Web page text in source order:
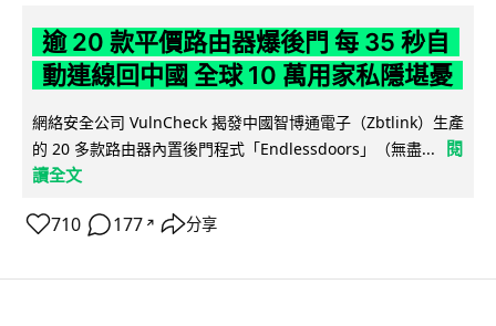
逾 20 款平價路由器爆後門 每 35 秒自
動連線回中國 全球 10 萬用家私隱堪憂
網絡安全公司 VulnCheck 揭發中國智博通電子（Zbtlink）生產
的 20 多款路由器內置後門程式「Endlessdoors」（無盡...
閱
讀全文
710 177 ↗ 分享